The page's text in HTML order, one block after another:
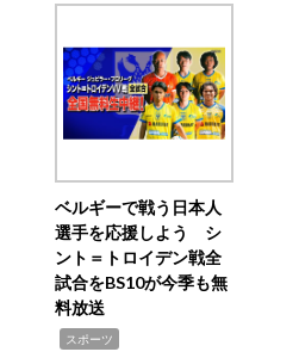
ベルギーで戦う日本人
選手を応援しよう シ
ント＝トロイデン戦全
試合をBS10が今季も無
料放送
スポーツ